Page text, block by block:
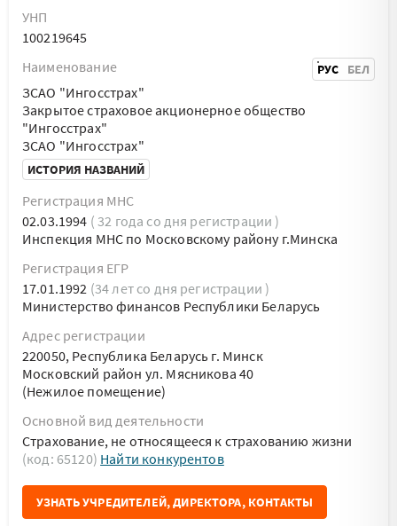
УНП
100219645
Наименование
РУС БЕЛ
ЗСАО "Ингосстрах"
Закрытое страховое акционерное общество
"Ингосстрах"
ЗСАО "Ингосстрах"
ИСТОРИЯ НАЗВАНИЙ
Регистрация МНС
02.03.1994 ( 32 года со дня регистрации )
Инспекция МНС по Московскому району г.Минска
Регистрация ЕГР
17.01.1992 (34 лет со дня регистрации )
Министерство финансов Республики Беларусь
Адрес регистрации
220050, Республика Беларусь г. Минск
Московский район ул. Мясникова 40
(Нежилое помещение)
Основной вид деятельности
Страхование, не относящееся к страхованию жизни
(код: 65120) Найти конкурентов
УЗНАТЬ УЧРЕДИТЕЛЕЙ, ДИРЕКТОРА, КОНТАКТЫ